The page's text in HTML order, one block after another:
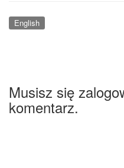
English
Musisz się
komentarz.